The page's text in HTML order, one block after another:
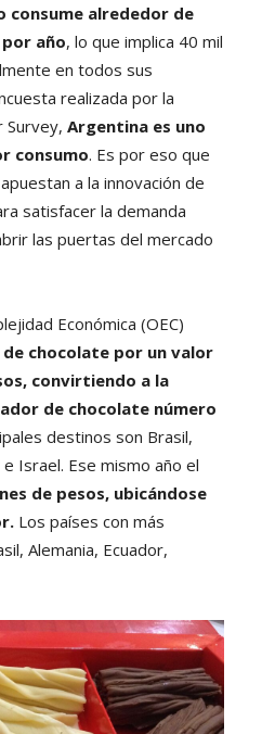
consume alrededor de
año, lo que implica 40 mil
en todos sus
realizada por la
Survey, Argentina es uno
consumo. Es por eso que
a la innovación de
satisfacer la demanda
las puertas del mercado
Económica (OEC)
chocolate por un valor
convirtiendo a la
de chocolate número
destinos son Brasil,
Israel. Ese mismo año el
de pesos, ubicándose
Los países con más
Alemania, Ecuador,